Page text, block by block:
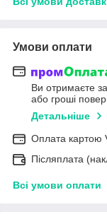
Умови оплати
Ви отримаєте
або гроші
Детальніше
Оплата картою
Післяплата
Всі умови оплати